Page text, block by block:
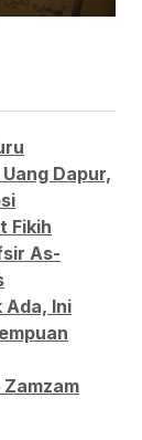
Dapur,
Fikih
As-
Ada, Ini